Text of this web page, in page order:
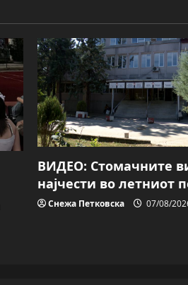
ВИДЕО: Стомачните
најчести во летниот
Снежа Петковска 07/08/